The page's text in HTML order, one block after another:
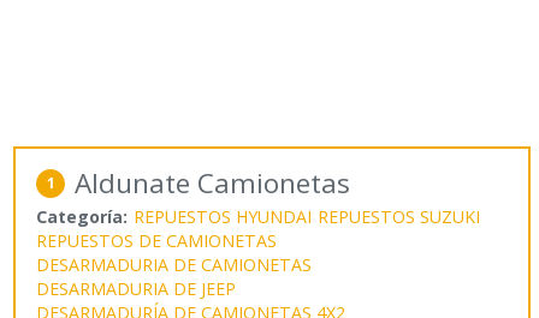
1 Aldunate Camionetas
Categoría: REPUESTOS HYUNDAI REPUESTOS SUZUKI
REPUESTOS DE CAMIONETAS
DESARMADURIA DE CAMIONETAS
DESARMADURIA DE JEEP
DESARMADURÍA DE CAMIONETAS 4X2